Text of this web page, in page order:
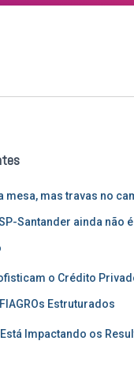
mesa, mas travas no
Santander ainda não
o Crédito
Estruturados
Impactando os